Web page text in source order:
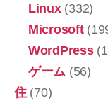
Linux(332)
Microsoft
WordPress
ゲーム (56)
住(70)